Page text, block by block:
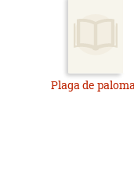
Plaga de